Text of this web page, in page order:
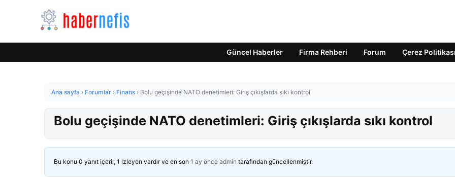
Güncel Haberler Firma Rehberi Forum Çerez Politikası
Ana sayfa › Forumlar › Finans › Bolu geçişinde NATO denetimleri: Giriş çıkışlarda sıkı kontrol
Bolu geçişinde NATO denetimleri: Giriş çıkışlarda sıkı kontrol
Bu konu 0 yanıt içerir, 1 izleyen vardır ve en son 1 ay önce admin tarafından güncellenmiştir.